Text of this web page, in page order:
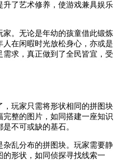
了艺术修养，使游戏兼具娱乐
家。无论是年幼的孩童借此锻炼
在闲暇时光放松身心，亦或是
求，真正做到了全民皆宜，受
，玩家只需将形状相同的拼图块
整的图片，如同搭建一座知识
不可或缺的基石。
杂乱分布的拼图块。玩家需要静
形状，如同侦探寻找线索一